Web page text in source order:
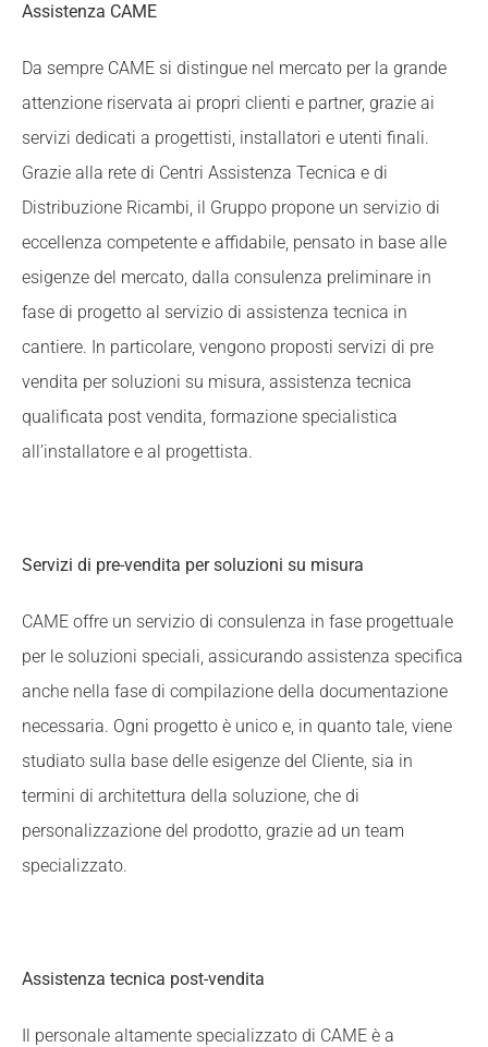
Assistenza CAME
Da sempre CAME si distingue nel mercato per la grande
attenzione riservata ai propri clienti e partner, grazie ai
servizi dedicati a progettisti, installatori e utenti finali.
Grazie alla rete di Centri Assistenza Tecnica e di
Distribuzione Ricambi, il Gruppo propone un servizio di
eccellenza competente e affidabile, pensato in base alle
esigenze del mercato, dalla consulenza preliminare in
fase di progetto al servizio di assistenza tecnica in
cantiere. In particolare, vengono proposti servizi di pre
vendita per soluzioni su misura, assistenza tecnica
qualificata post vendita, formazione specialistica
all’installatore e al progettista.
Servizi di pre-vendita per soluzioni su misura
CAME offre un servizio di consulenza in fase progettuale
per le soluzioni speciali, assicurando assistenza specifica
anche nella fase di compilazione della documentazione
necessaria. Ogni progetto è unico e, in quanto tale, viene
studiato sulla base delle esigenze del Cliente, sia in
termini di architettura della soluzione, che di
personalizzazione del prodotto, grazie ad un team
specializzato.
Assistenza tecnica post-vendita
Il personale altamente specializzato di CAME è a